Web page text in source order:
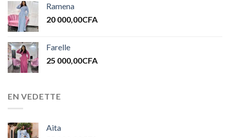
Ramena
20 000,00CFA
Farelle
25 000,00CFA
EN VEDETTE
Aita